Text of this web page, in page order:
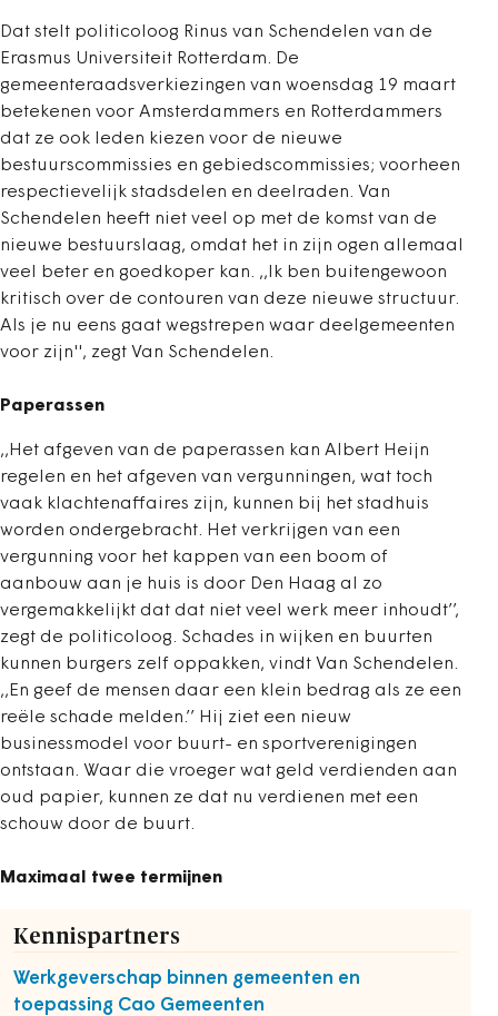
Dat stelt politicoloog Rinus van Schendelen van de
Erasmus Universiteit Rotterdam. De
gemeenteraadsverkiezingen van woensdag 19 maart
betekenen voor Amsterdammers en Rotterdammers
dat ze ook leden kiezen voor de nieuwe
bestuurscommissies en gebiedscommissies; voorheen
respectievelijk stadsdelen en deelraden. Van
Schendelen heeft niet veel op met de komst van de
nieuwe bestuurslaag, omdat het in zijn ogen allemaal
veel beter en goedkoper kan. ,,Ik ben buitengewoon
kritisch over de contouren van deze nieuwe structuur.
Als je nu eens gaat wegstrepen waar deelgemeenten
voor zijn'', zegt Van Schendelen.
Paperassen
,,Het afgeven van de paperassen kan Albert Heijn
regelen en het afgeven van vergunningen, wat toch
vaak klachtenaffaires zijn, kunnen bij het stadhuis
worden ondergebracht. Het verkrijgen van een
vergunning voor het kappen van een boom of
aanbouw aan je huis is door Den Haag al zo
vergemakkelijkt dat dat niet veel werk meer inhoudt’’,
zegt de politicoloog. Schades in wijken en buurten
kunnen burgers zelf oppakken, vindt Van Schendelen.
,,En geef de mensen daar een klein bedrag als ze een
reële schade melden.’’ Hij ziet een nieuw
businessmodel voor buurt- en sportverenigingen
ontstaan. Waar die vroeger wat geld verdienden aan
oud papier, kunnen ze dat nu verdienen met een
schouw door de buurt.
Maximaal twee termijnen
Kennispartners
Werkgeverschap binnen gemeenten en
toepassing Cao Gemeenten